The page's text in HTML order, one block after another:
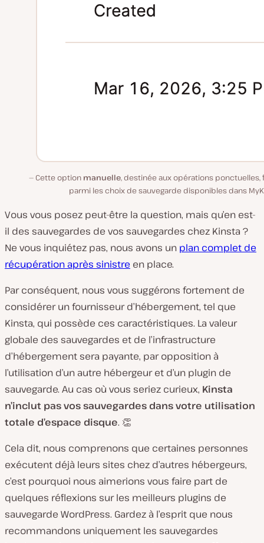
Cette option manuelle, destinée aux opérations ponctuelles,
parmi les choix de sauvegarde disponibles dans
Vous vous posez peut-être la question, mais qu’en est-
il des sauvegardes de vos sauvegardes chez Kinsta ?
Ne vous inquiétez pas, nous avons un plan complet de
récupération après sinistre en place.
Par conséquent, nous vous suggérons fortement de
considérer un fournisseur d’hébergement, tel que
Kinsta, qui possède ces caractéristiques. La valeur
globale des sauvegardes et de l’infrastructure
d’hébergement sera payante, par opposition à
l’utilisation d’un autre hébergeur et d’un plugin de
sauvegarde. Au cas où vous seriez curieux, Kinsta
n’inclut pas vos sauvegardes dans votre utilisation
totale d’espace disque. 👏
Cela dit, nous comprenons que certaines personnes
exécutent déjà leurs sites chez d’autres hébergeurs,
c’est pourquoi nous aimerions vous faire part de
quelques réflexions sur les meilleurs plugins de
sauvegarde WordPress. Gardez à l’esprit que nous
recommandons uniquement les sauvegardes